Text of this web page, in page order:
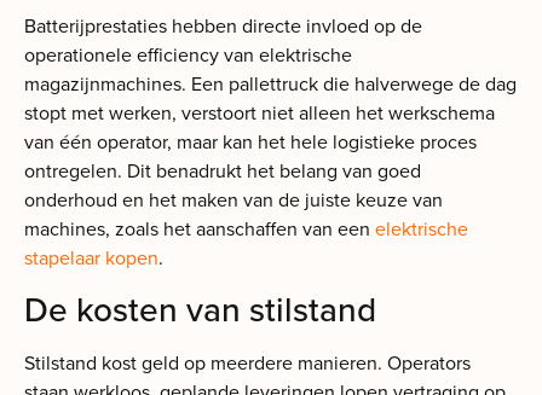
Batterijprestaties hebben directe invloed op de
operationele efficiency van elektrische
magazijnmachines. Een pallettruck die halverwege de dag
stopt met werken, verstoort niet alleen het werkschema
van één operator, maar kan het hele logistieke proces
ontregelen. Dit benadrukt het belang van goed
onderhoud en het maken van de juiste keuze van
machines, zoals het aanschaffen van een elektrische
stapelaar kopen.
De kosten van stilstand
Stilstand kost geld op meerdere manieren. Operators